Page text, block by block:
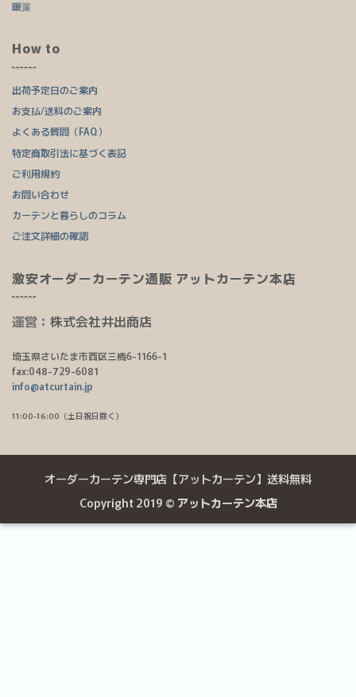
暖簾
How to
出荷予定日のご案内
お支払/送料のご案内
よくある質問（FAQ）
特定商取引法に基づく表記
ご利用規約
お問い合わせ
カーテンと暮らしのコラム
ご注文詳細の確認
激安オーダーカーテン通販 アットカーテン本店
運営： 株式会社井出商店
埼玉県さいたま市西区三橋6-1166-1
fax:048-729-6081
info@atcurtain.jp
11:00-16:00（土日祝日除く）
オーダーカーテン専門店【アットカーテン】送料無料
Copyright 2019 © アットカーテン本店